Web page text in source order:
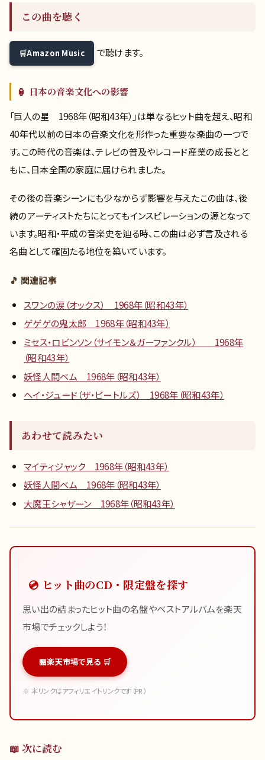
この曲を聴く
Amazon Music で聴けます。
🏮 日本の音楽文化への影響
「巨人の星 1968年（昭和43年）」は単なるヒット曲を超え、昭和
40年代以前の日本の音楽文化を形作った重要な楽曲の一つで
す。この時代の音楽は、テレビの普及やレコード産業の成長とと
もに、日本全国の家庭に届けられました。
その後の音楽シーンにも少なからず影響を与えたこの曲は、後
続のアーティストたちにとってもインスピレーションの源となって
います。昭和・平成の音楽史を辿る時、この曲は必ず言及される
名曲として確固たる地位を築いています。
🎵 関連記事
スワンの涙（オックス） 1968年（昭和43年）
ゲゲゲの鬼太郎 1968年（昭和43年）
ミセス・ロビンソン（サイモン＆ガーファンクル） 1968年
（昭和43年）
妖怪人間ベム 1968年（昭和43年）
ヘイ・ジュード（ザ・ビートルズ） 1968年（昭和43年）
あわせて読みたい
マイティジャック 1968年（昭和43年）
妖怪人間ベム 1968年（昭和43年）
大魔王シャザーン 1968年（昭和43年）
💿 ヒット曲のCD・限定盤を探す
思い出の詰まったヒット曲の名盤やベストアルバムを楽天
市場でチェックしよう！
楽天市場で見る 🛒
※ 本リンクはアフィリエイトリンクです（PR）
📖 次に読む